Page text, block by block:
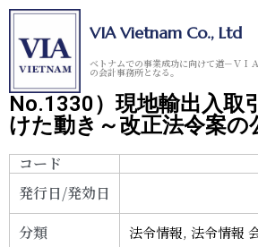
VIA Vietnam Co., Ltd
ベトナムでの事業成功に向けて道－ＶＩ
の会計事務所となる。
No.1330）現地輸出入取
けた動き～改正法令案の
コード
発行日/発効日
分類
法令情報,法令情報